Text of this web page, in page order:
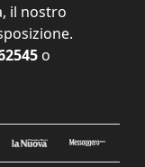
il nostro
o